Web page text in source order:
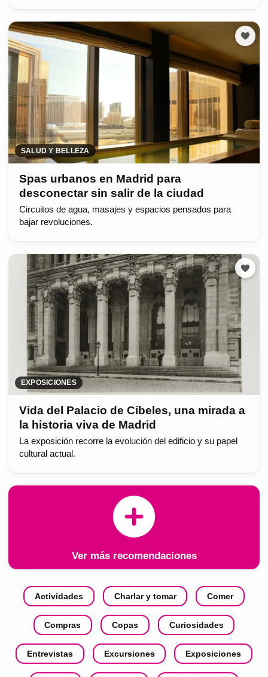
SALUD Y BELLEZA
Spas urbanos en Madrid para
desconectar sin salir de la ciudad
Circuitos de agua, masajes y espacios pensados para
bajar revoluciones.
EXPOSICIONES
Vida del Palacio de Cibeles, una mirada a
la historia viva de Madrid
La exposición recorre la evolución del edificio y su papel
cultural actual.
Ver más recomendaciones
Actividades Charlar y tomar Comer
Compras Copas Curiosidades
Entrevistas Excursiones Exposiciones